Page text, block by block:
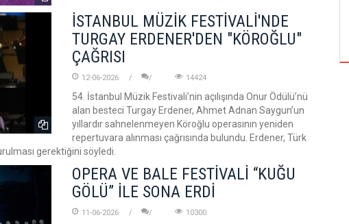
İSTANBUL MÜZİK FESTİVALİ'NDE
TURGAY ERDENER'DEN "KÖROĞLU"
ÇAĞRISI
12-06-2026 14424
54. İstanbul Müzik Festivali’nin açılışında Onur Ödülü’nü
alan besteci Turgay Erdener, Ahmet Adnan Saygun’un
yıllardır sahnelenmeyen Köroğlu operasının yeniden
repertuvara alınması çağrısında bulundu. Erdener, Türk
gerektiğini söyledi.
OPERA VE BALE FESTİVALİ “KUĞU
GÖLÜ” İLE SONA ERDİ
11-06-2026 10300
ALTIN KOZA'NIN ONUR ÖDÜLLERİ FERZAN
ÖZPETEK VE VAHİDE PERÇİN'İN